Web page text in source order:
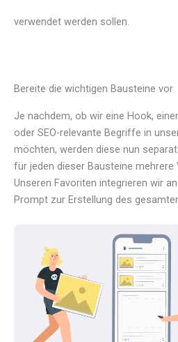
verwendet werden sollen.
Bereite die wichtigen Bausteine vor
Je nachdem, ob wir eine Hook,
oder SEO-relevante Begriffe in
möchten, werden diese nun
für jeden dieser Bausteine mehrere
Unseren Favoriten integrieren wir
Prompt zur Erstellung des